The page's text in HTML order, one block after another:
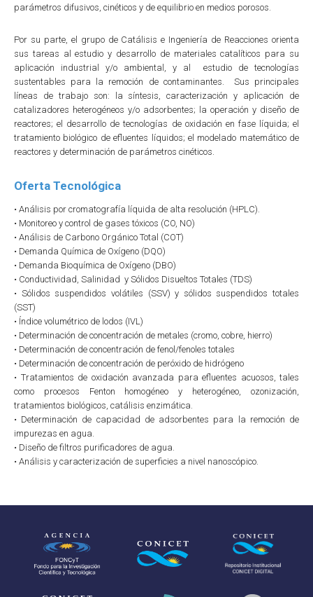
parámetros difusivos, cinéticos y de equilibrio en medios porosos.
Por su parte, el grupo de Catálisis e Ingeniería de Reacciones orienta
sus tareas al estudio y desarrollo de materiales catalíticos para su
aplicación industrial y/o ambiental, y al estudio de tecnologías
sustentables para la remoción de contaminantes. Sus principales
líneas de trabajo son: la síntesis, caracterización y aplicación de
catalizadores heterogéneos y/o adsorbentes; la operación y diseño de
reactores; el desarrollo de tecnologías de oxidación en fase líquida; el
tratamiento biológico de efluentes líquidos; el modelado matemático de
reactores y determinación de parámetros cinéticos.
Oferta Tecnológica
• Análisis por cromatografía líquida de alta resolución (HPLC).
• Monitoreo y control de gases tóxicos (CO, NO)
• Análisis de Carbono Orgánico Total (COT)
• Demanda Química de Oxígeno (DQO)
• Demanda Bioquímica de Oxígeno (DBO)
• Conductividad, Salinidad y Sólidos Disueltos Totales (TDS)
• Sólidos suspendidos volátiles (SSV) y sólidos suspendidos totales
(SST)
• Índice volumétrico de lodos (IVL)
• Determinación de concentración de metales (cromo, cobre, hierro)
• Determinación de concentración de fenol/fenoles totales
• Determinación de concentración de peróxido de hidrógeno
• Tratamientos de oxidación avanzada para efluentes acuosos, tales
como procesos Fenton homogéneo y heterogéneo, ozonización,
tratamientos biológicos, catálisis enzimática.
• Determinación de capacidad de adsorbentes para la remoción de
impurezas en agua.
• Diseño de filtros purificadores de agua.
• Análisis y caracterización de superficies a nivel nanoscópico.